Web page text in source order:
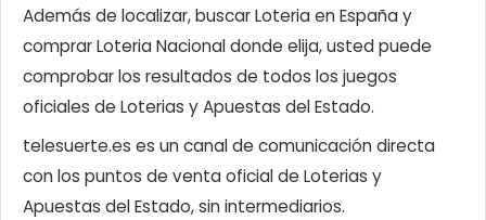
Además de localizar, buscar Loteria en España y
comprar Loteria Nacional donde elija, usted puede
comprobar los resultados de todos los juegos
oficiales de Loterias y Apuestas del Estado.
telesuerte.es es un canal de comunicación directa
con los puntos de venta oficial de Loterias y
Apuestas del Estado, sin intermediarios.